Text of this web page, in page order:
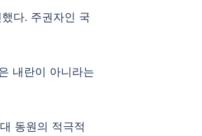
다. 주권자인 국
내란이 아니라는
동원의 적극적